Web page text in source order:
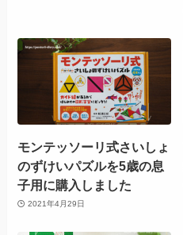
モンテッソーリ式さいしょ
のずけいパズルを5歳の息
子用に購入しました
2021年4月29日